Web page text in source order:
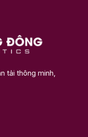
tải thông minh,